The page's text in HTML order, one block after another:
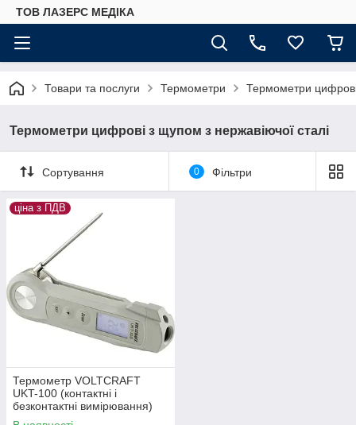
ТОВ ЛАЗЕРС МЕДІКА
Товари та послуги Термометри Термометри
Термометри цифрові з щупом з нержавіючої сталі
Сортування 0 Фільтри
ціна з ПДВ
Термометр VOLTCRAFT
UKT-100 (контактні і
безконтактні вимірювання)
(-40 до +280°C) IP65, DS:4:1.